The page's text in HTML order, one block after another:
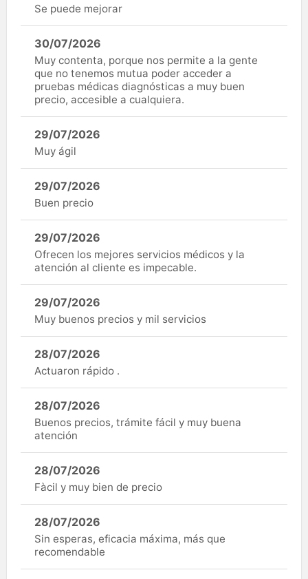
Se puede mejorar
30/07/2026
Muy contenta, porque nos permite a la gente
que no tenemos mutua poder acceder a
pruebas médicas diagnósticas a muy buen
precio, accesible a cualquiera.
29/07/2026
Muy ágil
29/07/2026
Buen precio
29/07/2026
Ofrecen los mejores servicios médicos y la
atención al cliente es impecable.
29/07/2026
Muy buenos precios y mil servicios
28/07/2026
Actuaron rápido .
28/07/2026
Buenos precios, trámite fácil y muy buena
atención
28/07/2026
Fàcil y muy bien de precio
28/07/2026
Sin esperas, eficacia máxima, más que
recomendable